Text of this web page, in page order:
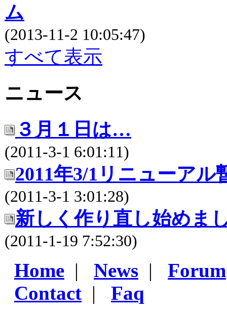
ム
(2013-11-2 10:05:47)
すべて表示
ニュース
３月１日は…
(2011-3-1 6:01:11)
2011年3/1リニューアル
(2011-3-1 3:01:28)
新しく作り直し始めま
(2011-1-19 7:52:30)
Home | News | Forum
Contact | Faq